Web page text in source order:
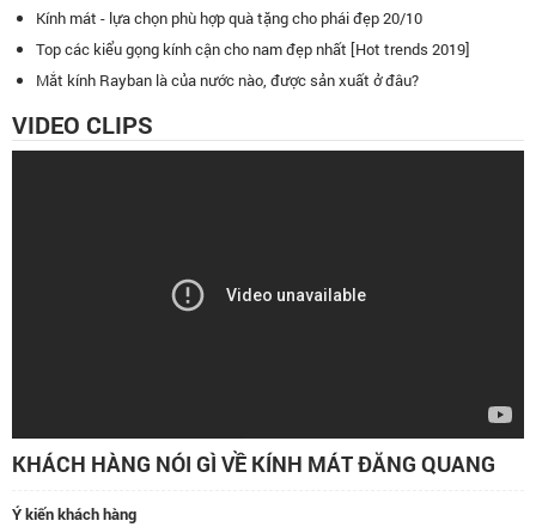
Kính mát - lựa chọn phù hợp quà tặng cho phái đẹp 20/10
Top các kiểu gọng kính cận cho nam đẹp nhất [Hot trends 2019]
Mắt kính Rayban là của nước nào, được sản xuất ở đâu?
VIDEO CLIPS
KHÁCH HÀNG NÓI GÌ VỀ KÍNH MÁT ĐĂNG QUANG
Ý kiến khách hàng